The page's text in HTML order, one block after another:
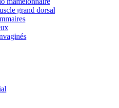
grand dorsal